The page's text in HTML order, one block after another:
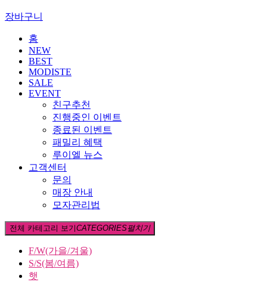
장바구니
홈
NEW
BEST
MODISTE
SALE
EVENT
친구추천
진행중인 이벤트
종료된 이벤트
패밀리 혜택
루이엘 뉴스
고객센터
문의
매장 안내
모자관리법
전체 카테고리 보기CATEGORIES펼치기
F/W(가을/겨울)
S/S(봄/여름)
햇